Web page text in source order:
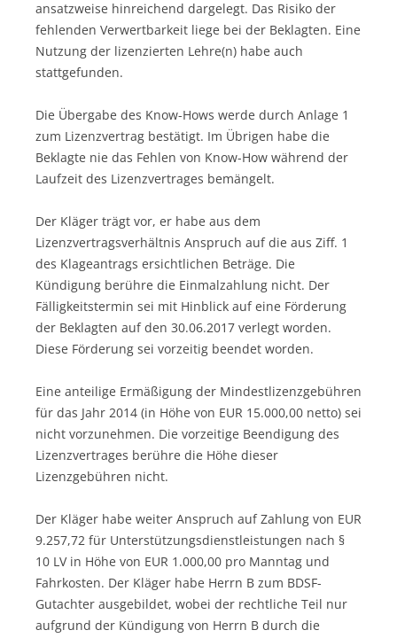
ansatzweise hinreichend dargelegt. Das Risiko der
fehlenden Verwertbarkeit liege bei der Beklagten. Eine
Nutzung der lizenzierten Lehre(n) habe auch
stattgefunden.
Die Übergabe des Know-Hows werde durch Anlage 1
zum Lizenzvertrag bestätigt. Im Übrigen habe die
Beklagte nie das Fehlen von Know-How während der
Laufzeit des Lizenzvertrages bemängelt.
Der Kläger trägt vor, er habe aus dem
Lizenzvertragsverhältnis Anspruch auf die aus Ziff. 1
des Klageantrags ersichtlichen Beträge. Die
Kündigung berühre die Einmalzahlung nicht. Der
Fälligkeitstermin sei mit Hinblick auf eine Förderung
der Beklagten auf den 30.06.2017 verlegt worden.
Diese Förderung sei vorzeitig beendet worden.
Eine anteilige Ermäßigung der Mindestlizenzgebühren
für das Jahr 2014 (in Höhe von EUR 15.000,00 netto) sei
nicht vorzunehmen. Die vorzeitige Beendigung des
Lizenzvertrages berühre die Höhe dieser
Lizenzgebühren nicht.
Der Kläger habe weiter Anspruch auf Zahlung von EUR
9.257,72 für Unterstützungsdienstleistungen nach §
10 LV in Höhe von EUR 1.000,00 pro Manntag und
Fahrkosten. Der Kläger habe Herrn B zum BDSF-
Gutachter ausgebildet, wobei der rechtliche Teil nur
aufgrund der Kündigung von Herrn B durch die